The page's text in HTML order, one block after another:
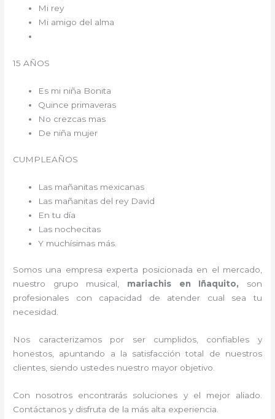
Mi rey
Mi amigo del alma
15 AÑOS
Es mi niña Bonita
Quince primaveras
No crezcas mas
De niña mujer
CUMPLEAÑOS
Las mañanitas mexicanas
Las mañanitas del rey David
En tu día
Las nochecitas
Y muchísimas más.
Somos una empresa experta posicionada en el mercado,
nuestro grupo musical, mariachis en Iñaquito, son
profesionales con capacidad de atender cual sea tu
necesidad.
Nos caracterizamos por ser cumplidos, confiables y
honestos, apuntando a la satisfacción total de nuestros
clientes, siendo ustedes nuestro mayor objetivo.
Con nosotros encontrarás soluciones y el mejor aliado.
Contáctanos y disfruta de la más alta experiencia.